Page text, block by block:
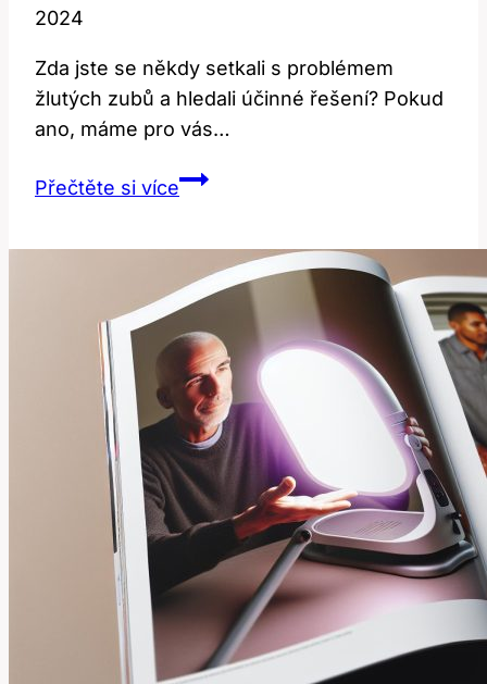
2024
Zda jste ⁢se ‍někdy setkali s‌ problémem
žlutých zubů a hledali účinné řešení? Pokud
‌ano, máme pro vás…
Přečtěte si víceProtizánětlivá
žluté
zuby:
Efektivita